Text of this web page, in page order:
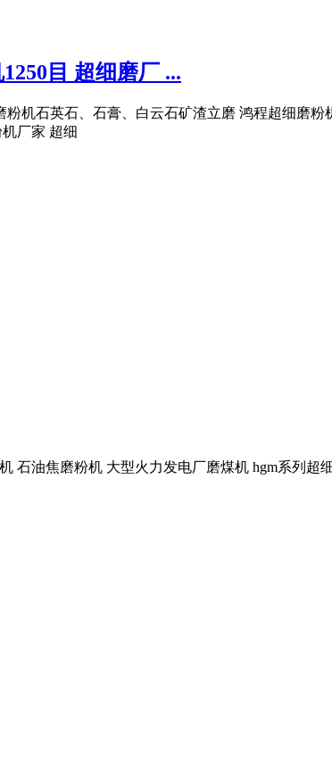
目 超细磨厂 ...
机石英石、石膏、白云石矿渣立磨 鸿程超细磨
厂家 超细
石油焦磨粉机 大型火力发电厂磨煤机 hgm系列